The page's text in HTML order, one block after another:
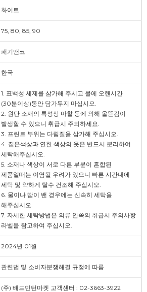
화이트
75, 80, 85, 90
패기앤코
한국
1. 표백성 세제를 삼가해 주시고 물에 오랜시간
(30분이상)동안 담가두지 마십시오.
2. 원단 소재의 특성상 마찰 등에 의해 올뜯김이
발생할 수 있으니 취급시 주의하세요.
3. 프린트 부위는 다림질을 삼가해 주십시오.
4. 짙은색상과 연한 색상의 옷은 반드시 분리하여
세탁해주십시오.
5. 소재나 색상이 서로 다른 부분이 혼합된
제품일때는 이염될 우려가 있으니 빠른 시간내에
세탁 및 약하게 탈수 건조해 주십시오.
6. 물이나 땀이 밴 경우에는 신속히 세탁을
해주십시오.
7. 자세한 세탁방법은 의류 안쪽의 취급시 주의사항
라벨을 참고하여 주십시오.
2024년 01월
관련법 및 소비자분쟁해결 규정에 따름
(주) 배드민턴마켓 고객센터 : 02-3663-3922